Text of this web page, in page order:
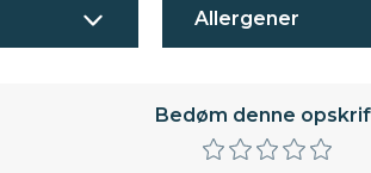
Allergener
Bedøm denne